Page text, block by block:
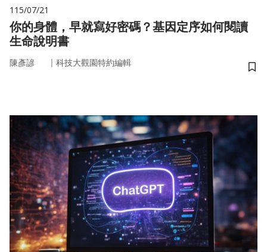
115/07/21
你的身體，早就寫好密碼？基因定序如何閱讀
生命說明書
陳彥諺 ｜ 科技大觀園特約編輯
儲